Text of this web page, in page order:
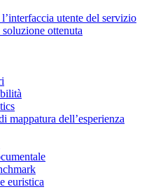
utente del servizio
ottenuta
mappatura dell’esperienza
euristica